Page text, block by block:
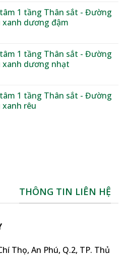
từ
1,600,000₫
1 tầng Thân sắt - Đường
xanh dương đậm
1 tầng Thân sắt - Đường
xanh dương nhạt
1 tầng Thân sắt - Đường
xanh rêu
THÔNG TIN LIÊN HỆ
Thọ, An Phú, Q.2, TP. Thủ